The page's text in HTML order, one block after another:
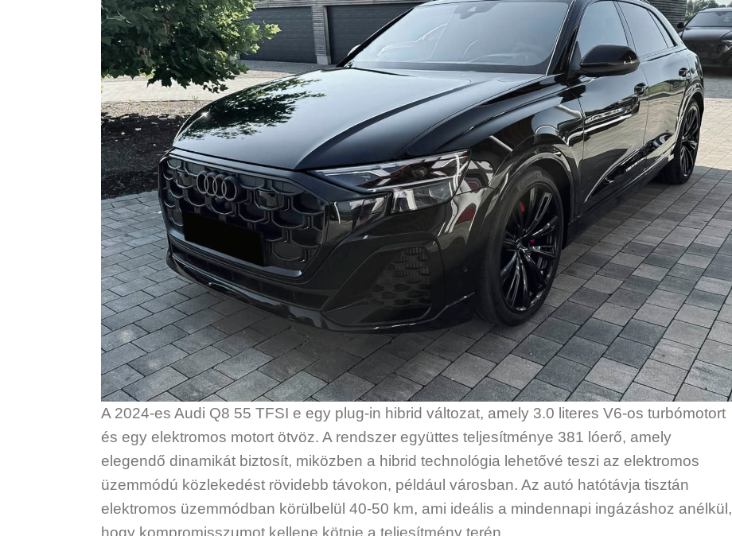
A 2024-es Audi Q8 55 TFSI e egy plug-in hibrid változat, amely 3.0 literes V6-os turbómotort
és egy elektromos motort ötvöz. A rendszer együttes teljesítménye 381 lóerő, amely
elegendő dinamikát biztosít, miközben a hibrid technológia lehetővé teszi az elektromos
üzemmódú közlekedést rövidebb távokon, például városban. Az autó hatótávja tisztán
elektromos üzemmódban körülbelül 40-50 km, ami ideális a mindennapi ingázáshoz anélkül,
hogy kompromisszumot kellene kötnie a teljesítmény terén.